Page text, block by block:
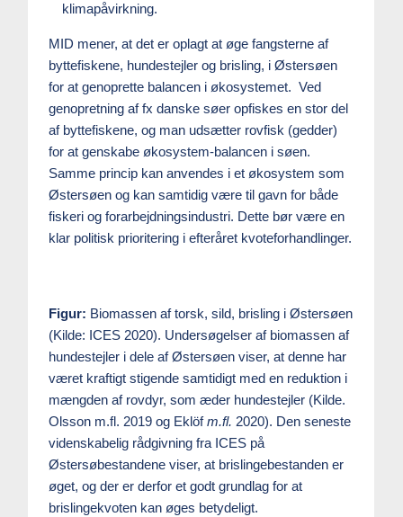
klimapåvirkning.
MID mener, at det er oplagt at øge fangsterne af
byttefiskene, hundestejler og brisling, i Østersøen
for at genoprette balancen i økosystemet. Ved
genopretning af fx danske søer opfiskes en stor del
af byttefiskene, og man udsætter rovfisk (gedder)
for at genskabe økosystem-balancen i søen.
Samme princip kan anvendes i et økosystem som
Østersøen og kan samtidig være til gavn for både
fiskeri og forarbejdningsindustri. Dette bør være en
klar politisk prioritering i efteråret kvoteforhandlinger.
Figur: Biomassen af torsk, sild, brisling i Østersøen
(Kilde: ICES 2020). Undersøgelser af biomassen af
hundestejler i dele af Østersøen viser, at denne har
været kraftigt stigende samtidigt med en reduktion i
mængden af rovdyr, som æder hundestejler (Kilde.
Olsson m.fl. 2019 og Eklöfm.fl. 2020). Den seneste
videnskabelig rådgivning fra ICES på
Østersøbestandene viser, at brislingebestanden er
øget, og der er derfor et godt grundlag for at
brislingekvoten kan øges betydeligt.